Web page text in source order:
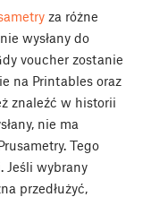
za różne
wysłany do
voucher zostanie
na Printables oraz
znaleźć w historii
nie ma
Tego
Jeśli wybrany
przedłużyć,